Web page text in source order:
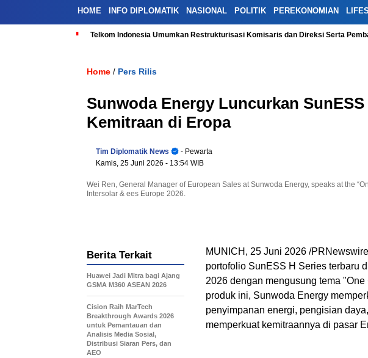
HOME INFO DIPLOMATIK NASIONAL POLITIK PEREKONOMIAN
Telkom Indonesia Umumkan Restrukturisasi Komisaris dan Direksi Serta
Home / Pers Rilis
Sunwoda Energy Luncurkan
Kemitraan di Eropa
Tim Diplomatik News
- Pewarta
Kamis, 25 Juni 2026 - 13:54 WIB
Wei Ren, General Manager of European Sales at Sunwoda Energy, speaks at the
Intersolar & ees Europe 2026.
MUNICH, 25 Juni 2026 /
portofolio SunESS H Series terbaru
2026 dengan mengusung tema
produk ini, Sunwoda Energy
penyimpanan energi, pengisian
memperkuat kemitraannya di pasar
Berita Terkait
Huawei Jadi Mitra bagi Ajang
GSMA M360 ASEAN 2026
Cision Raih MarTech
Breakthrough Awards 2026
untuk Pemantauan dan
Analisis Media Sosial,
Distribusi Siaran Pers, dan
AEO